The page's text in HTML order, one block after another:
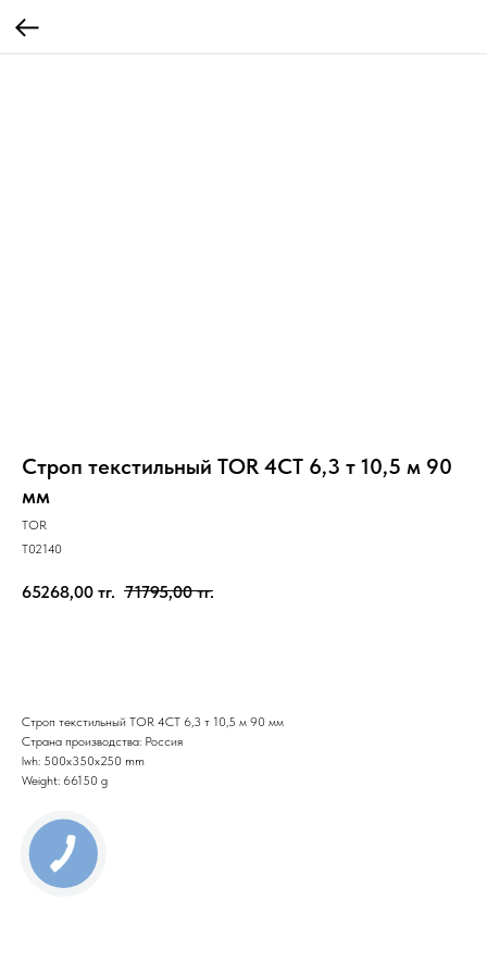
Строп текстильный TOR 4СТ 6,3 т 10,5 м 90
мм
TOR
T02140
65268,00 тг. 71795,00 тг.
Строп текстильный TOR 4СТ 6,3 т 10,5 м 90 мм
Страна производства: Россия
lwh: 500x350x250 mm
Weight: 66150 g
КНОПКА
СВЯЗИ